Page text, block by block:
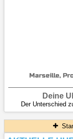
Marseille,
Deine
Der Unterschied